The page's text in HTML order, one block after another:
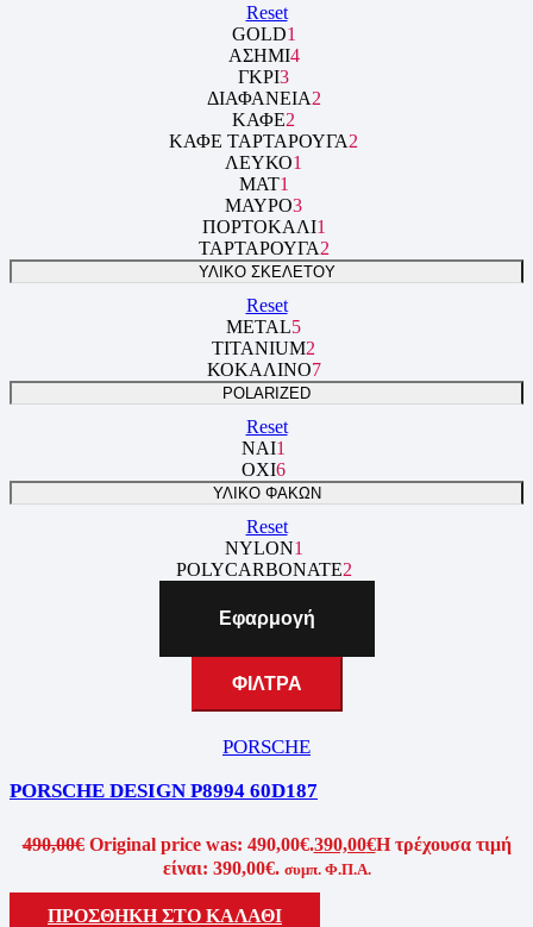
Reset
GOLD1
ΑΣΗΜΙ4
ΓΚΡΙ3
ΔΙΑΦΑΝΕΙΑ2
ΚΑΦΕ2
ΚΑΦΕ ΤΑΡΤΑΡΟΥΓΑ2
ΛΕΥΚΟ1
ΜΑΤ1
ΜΑΥΡΟ3
ΠΟΡΤΟΚΑΛΙ1
ΤΑΡΤΑΡΟΥΓΑ2
ΥΛΙΚΟ ΣΚΕΛΕΤΟΥ
Reset
METAL5
TITANIUM2
ΚΟΚΑΛΙΝΟ7
POLARIZED
Reset
ΝΑΙ1
ΟΧΙ6
ΥΛΙΚΟ ΦΑΚΩΝ
Reset
NYLON1
POLYCARBONATE2
Εφαρμογή
ΦΙΛΤΡΑ
PORSCHE
PORSCHE DESIGN P8994 60D187
490,00€ Original price was: 490,00€.390,00€Η τρέχουσα τιμή
είναι: 390,00€. συμπ. Φ.Π.Α.
ΠΡΟΣΘΗΚΗ ΣΤΟ ΚΑΛΑΘΙ